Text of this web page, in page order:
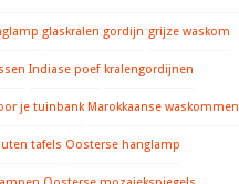
glaskralen gordijn grijze waskom
Indiase poef kralengordijnen
je tuinbank Marokkaanse waskommen
tafels Oosterse hanglamp